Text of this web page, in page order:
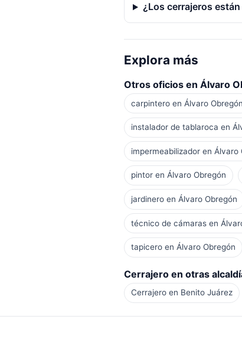
¿Los cerrajeros
Explora más
Otros oficios en Álvaro
carpintero en Álvaro Obregón
instalador de tablaroca en
impermeabilizador en Álvaro
pintor en Álvaro Obregón
jardinero en Álvaro Obregón
técnico de cámaras en
tapicero en Álvaro Obregón
Cerrajero en otras
Cerrajero en Benito Juárez